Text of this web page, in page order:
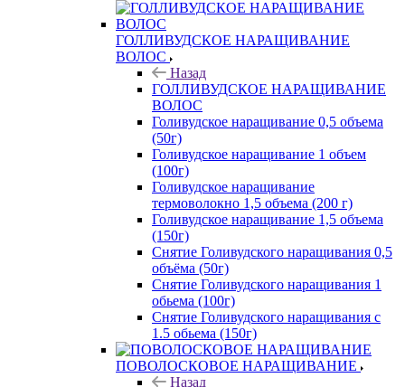
ГОЛЛИВУДСКОЕ НАРАЩИВАНИЕ
ВОЛОС
Назад
ГОЛЛИВУДСКОЕ НАРАЩИВАНИЕ
ВОЛОС
Голивудское наращивание 0,5 объема
(50г)
Голивудское наращивание 1 объем
(100г)
Голивудское наращивание
термоволокно 1,5 объема (200 г)
Голивудское наращивание 1,5 объема
(150г)
Снятие Голивудского наращивания 0,5
объёма (50г)
Снятие Голивудского наращивания 1
обьема (100г)
Снятие Голивудского наращивания с
1.5 обьема (150г)
ПОВОЛОСКОВОЕ НАРАЩИВАНИЕ
Назад